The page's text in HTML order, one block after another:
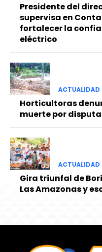
Presidente del
supervisa en
fortalecer la
eléctrico
ACTUALIDAD
Horticultoras
muerte por disputa
ACTUALIDAD
Gira triunfal de
Las Amazonas y